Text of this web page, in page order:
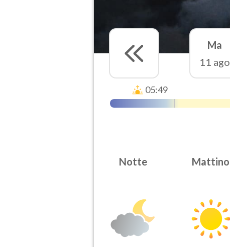
Ma
11 ago
05:49
Notte Mattino